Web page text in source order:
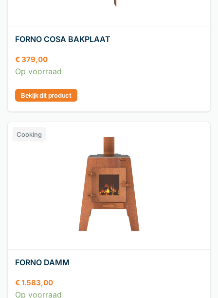
FORNO COSA BAKPLAAT
€ 379,00
Op voorraad
Bekijk dit product
FORNO DAMM
Cooking
€1.583,00
Op voorraad